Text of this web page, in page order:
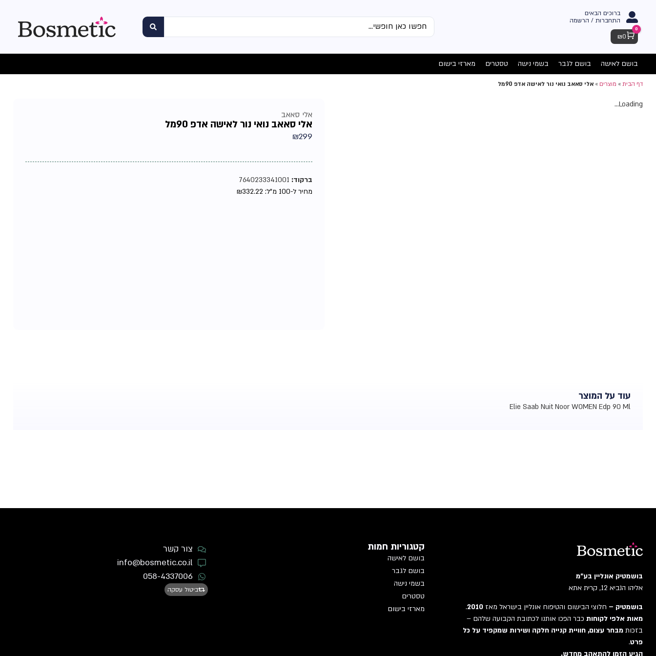
ברוכים הבאים
התחברות / הרשמה
Cart
0
₪0
בושם לאישה בושם לגבר בשמי נישה טסטרים מארזי בישום
דף הבית» מוצרים» אלי סאאב נואי נור לאישה אדפ 90מל
Loading...
אלי סאאב
אלי סאאב נואי נור לאישה אדפ 90מל
₪299
ברקוד:
מחיר ל-100 מ"ל:
₪332.22
עוד על המוצר
Elie Saab Nuit Noor WOMEN Edp 90 Ml
בושמטיק אונליין בע"מ
אליהו הנביא 12, קרית אתא
בושמטיק – חלוצי הבישום והטיפוח אונליין בישראל מאז 2010
.
מאות אלפי לקוחות כבר הפכו אותנו לכתובת הקבועה שלהם –
בזכות מבחר עצום, חוויית קנייה חלקה ושירות שמקפיד על כל
פרט.
הגיע הזמן להתאהב מחדש.
קטגוריות חמות
בושם לאישה
בושם לגבר
בשמי נישה
טסטרים
מארזי בישום
צור קשר
info@bosmetic.co.il
058-4337006
ביטול עסקה